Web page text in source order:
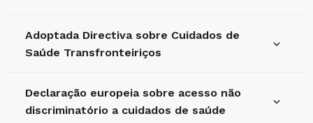
Adoptada Directiva sobre Cuidados de
Saúde Transfronteiriços
Declaração europeia sobre acesso não
discriminatório a cuidados de saúde